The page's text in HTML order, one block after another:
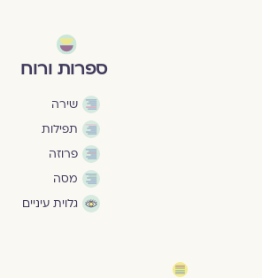
ספרות ורוח
שירה
תפילות
פרוזה
מסה
גלוית עיניים